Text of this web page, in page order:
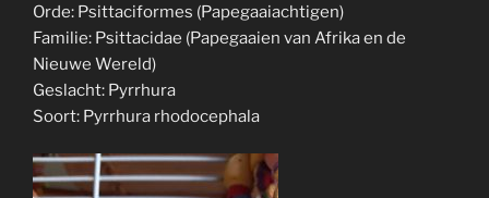
Orde: Psittaciformes (Papegaaiachtigen)
Familie: Psittacidae (Papegaaien van Afrika en de
Nieuwe Wereld)
Geslacht: Pyrrhura
Soort: Pyrrhura rhodocephala